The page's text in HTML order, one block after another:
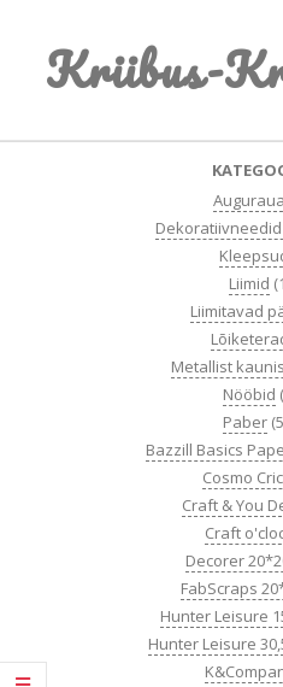
contentKriibus-
Liimid
Liimitavad
Metallist
Nööbid
Paber
Bazzill Basics
Cosmo
Craft & You
Craft
Decorer
FabScraps
Hunter Leisure
Hunter Leisure